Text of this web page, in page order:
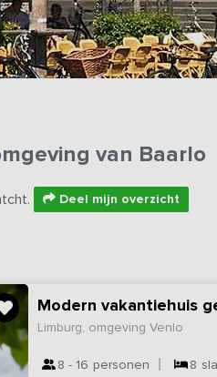
van Baarlo
Deel mijn overzicht
Modern vakantiehuis
Limburg, omgeving Venlo
8 - 16 personen 8